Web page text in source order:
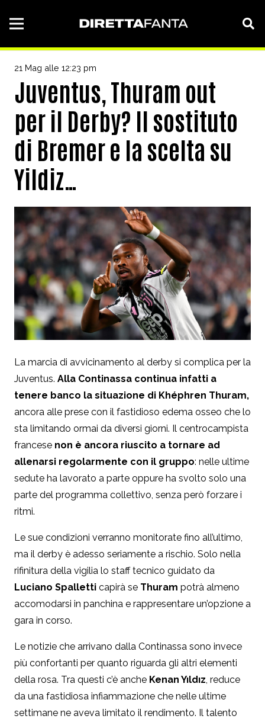
21 Mag alle 12:23 pm
Juventus, Thuram out
per il Derby? Il sostituto
di Bremer e la scelta su
Yildiz…
La marcia di avvicinamento al derby si complica per la
Juventus. Alla Continassa continua infatti a
tenere banco la situazione di Khéphren Thuram,
ancora alle prese con il fastidioso edema osseo che lo
sta limitando ormai da diversi giorni. Il centrocampista
francese non è ancora riuscito a tornare ad
allenarsi regolarmente con il gruppo: nelle ultime
sedute ha lavorato a parte oppure ha svolto solo una
parte del programma collettivo, senza però forzare i
ritmi.
Le sue condizioni verranno monitorate fino all’ultimo,
ma il derby è adesso seriamente a rischio. Solo nella
rifinitura della vigilia lo staff tecnico guidato da
Luciano Spalletti capirà se Thuram potrà almeno
accomodarsi in panchina e rappresentare un’opzione a
gara in corso.
Le notizie che arrivano dalla Continassa sono invece
più confortanti per quanto riguarda gli altri elementi
della rosa. Tra questi c’è anche Kenan Yıldız, reduce
da una fastidiosa infiammazione che nelle ultime
settimane ne aveva limitato il rendimento. Il talento